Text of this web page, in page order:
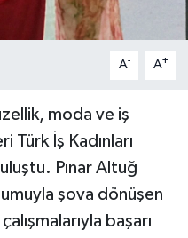
A- A+
moda ve iş
Türk İş Kadınları
Pınar Altuğ
şova dönüşen
başarı